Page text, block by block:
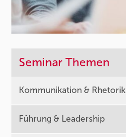
Seminar Themen
Kommunikation & Rhetorik
Führung & Leadership